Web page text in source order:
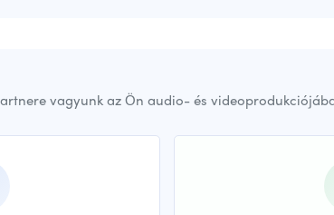
vagyunk az Ön audio- és